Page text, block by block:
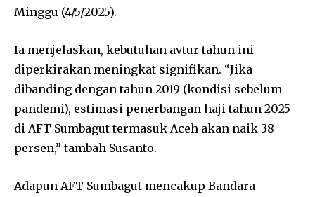
Minggu (4/5/2025).
Ia menjelaskan, kebutuhan avtur tahun ini
diperkirakan meningkat signifikan. “Jika
dibanding dengan tahun 2019 (kondisi sebelum
pandemi), estimasi penerbangan haji tahun 2025
di AFT Sumbagut termasuk Aceh akan naik 38
persen,” tambah Susanto.
Adapun AFT Sumbagut mencakup Bandara